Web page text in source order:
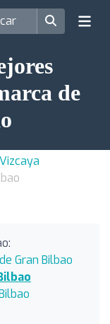
de
Gran Bilbao